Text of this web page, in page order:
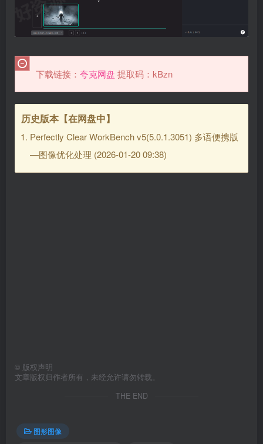
下载链接： 夸克网盘 提取码：kBzn
历史版本【在网盘中】
Perfectly Clear WorkBench v5(5.0.1.3051) 多语便携版
—图像优化处理 (2026-01-20 09:38)
© 版权声明
文章版权归作者所有，未经允许请勿转载。
THE END
图形图像